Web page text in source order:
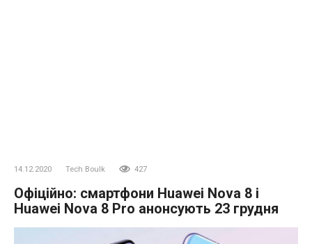
14.12.2020 Tech Boulk 427
Офіційно: смартфони Huawei Nova 8 і
Huawei Nova 8 Pro анонсують 23 грудня